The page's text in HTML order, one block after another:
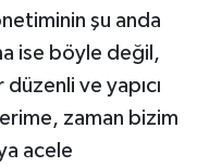
şu anda
ise böyle değil,
ve yapıcı
zaman bizim
acele